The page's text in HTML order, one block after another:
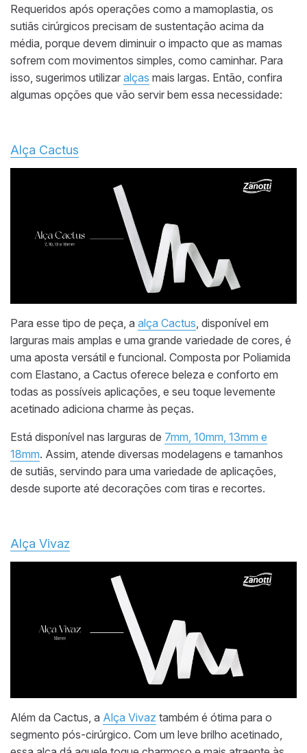
Requeridos após operações como a mamoplastia, os
sutiãs cirúrgicos precisam de sustentação acima da
média, porque devem diminuir o impacto que as mamas
sofrem com movimentos simples, como caminhar. Para
isso, sugerimos utilizar alças mais largas. Então, confira
algumas opções que vão servir bem essa necessidade:
Alça Cactus
Para esse tipo de peça, a alça Cactus, disponível em
larguras mais amplas e uma grande variedade de cores, é
uma aposta versátil e funcional. Composta por Poliamida
com Elastano, a Cactus oferece beleza e conforto em
todas as possíveis aplicações, e seu toque levemente
acetinado adiciona charme às peças.
Está disponível nas larguras de 7mm, 10mm, 13mm e
18mm. Assim, atende diversas modelagens e tamanhos
de sutiãs, servindo para uma variedade de aplicações,
desde suporte até decorações com tiras e recortes.
Alça Vivaz
Além da Cactus, a Alça Vivaz também é ótima para o
segmento pós-cirúrgico. Com um leve brilho acetinado,